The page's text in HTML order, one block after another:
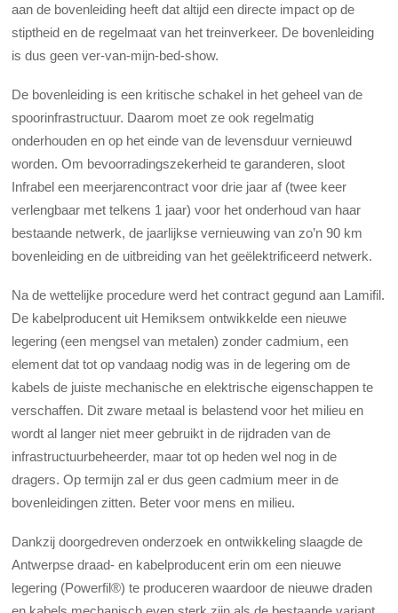
aan de bovenleiding heeft dat altijd een directe impact op de
stiptheid en de regelmaat van het treinverkeer. De bovenleiding
is dus geen ver-van-mijn-bed-show.
De bovenleiding is een kritische schakel in het geheel van de
spoorinfrastructuur. Daarom moet ze ook regelmatig
onderhouden en op het einde van de levensduur vernieuwd
worden. Om bevoorradingszekerheid te garanderen, sloot
Infrabel een meerjarencontract voor drie jaar af (twee keer
verlengbaar met telkens 1 jaar) voor het onderhoud van haar
bestaande netwerk, de jaarlijkse vernieuwing van zo’n 90 km
bovenleiding en de uitbreiding van het geëlektrificeerd netwerk.
Na de wettelijke procedure werd het contract gegund aan Lamifil.
De kabelproducent uit Hemiksem ontwikkelde een nieuwe
legering (een mengsel van metalen) zonder cadmium, een
element dat tot op vandaag nodig was in de legering om de
kabels de juiste mechanische en elektrische eigenschappen te
verschaffen. Dit zware metaal is belastend voor het milieu en
wordt al langer niet meer gebruikt in de rijdraden van de
infrastructuurbeheerder, maar tot op heden wel nog in de
dragers. Op termijn zal er dus geen cadmium meer in de
bovenleidingen zitten. Beter voor mens en milieu.
Dankzij doorgedreven onderzoek en ontwikkeling slaagde de
Antwerpse draad- en kabelproducent erin om een nieuwe
legering (Powerfil®) te produceren waardoor de nieuwe draden